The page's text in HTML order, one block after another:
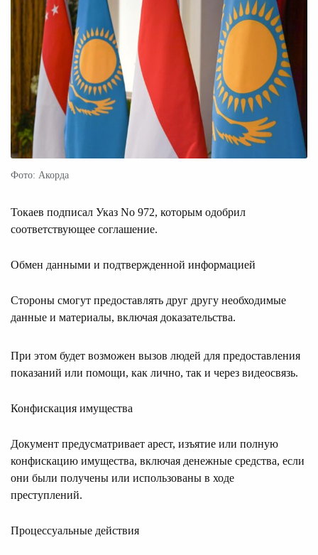
Фото: Акорда
Токаев подписал Указ No 972, которым одобрил
соответствующее соглашение.
Обмен данными и подтвержденной информацией
Стороны смогут предоставлять друг другу необходимые
данные и материалы, включая доказательства.
При этом будет возможен вызов людей для предоставления
показаний или помощи, как лично, так и через видеосвязь.
Конфискация имущества
Документ предусматривает арест, изъятие или полную
конфискацию имущества, включая денежные средства, если
они были получены или использованы в ходе
преступлений.
Процессуальные действия